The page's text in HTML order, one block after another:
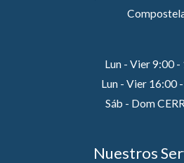
Lun - Vier 9:00 -
Lun - Vier 16:00
Sáb - Dom
Nuestros